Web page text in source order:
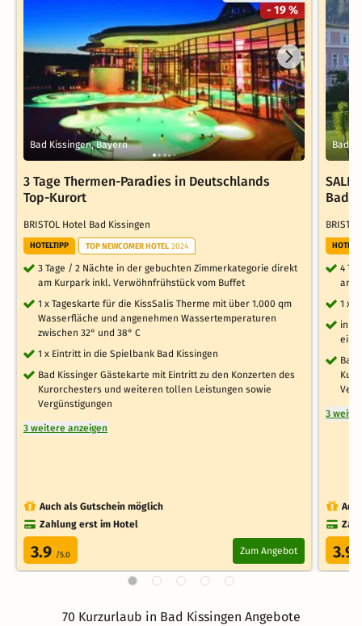
- 19 %
Bad Kissingen, Bayern
3 Tage Thermen-Paradies in Deutschlands
Top-Kurort
BRISTOL Hotel Bad Kissingen
HOTELTIPP TOP NEWCOMER HOTEL 2024
3 Tage / 2 Nächte in der gebuchten Zimmerkategorie direkt
am Kurpark inkl. Verwöhnfrühstück vom Buffet
1 x Tageskarte für die KissSalis Therme mit über 1.000 qm
Wasserfläche und angenehmen Wassertemperaturen
zwischen 32° und 38° C
1 x Eintritt in die Spielbank Bad Kissingen
Bad Kissinger Gästekarte mit Eintritt zu den Konzerten des
Kurorchesters und weiteren tollen Leistungen sowie
Vergünstigungen
3 weitere anzeigen
Auch als Gutschein möglich
Zahlung erst im Hotel
3.9 /5.0 Zum Angebot
Bad
SALE
Bad
4
am
1 x
inkl.
Bad
3
3.9
70 Kurzurlaub in Bad Kissingen Angebote